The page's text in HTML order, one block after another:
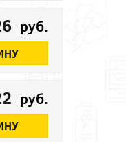
руб.
руб.